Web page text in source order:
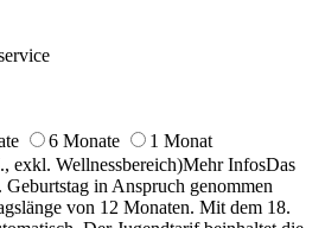
6 Monate
1 Monat
exkl. Wellnessbereich)Mehr InfosDas
in Anspruch genommen
von 12 Monaten. Mit dem 18.